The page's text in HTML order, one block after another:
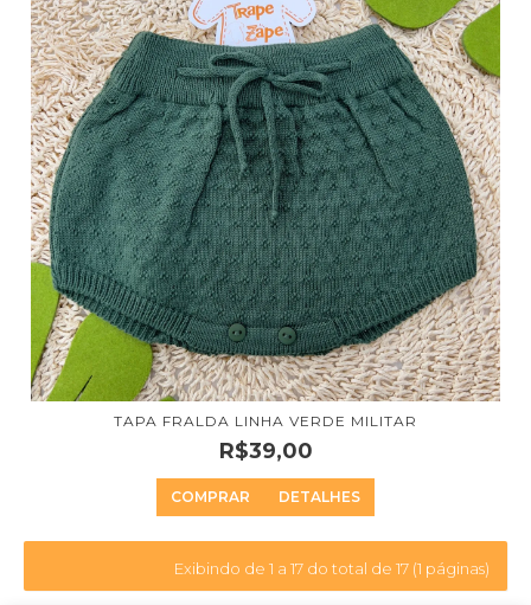
TAPA FRALDA LINHA VERDE MILITAR
R$39,00
COMPRAR DETALHES
Exibindo de 1 a 17 do total de 17 (1 páginas)